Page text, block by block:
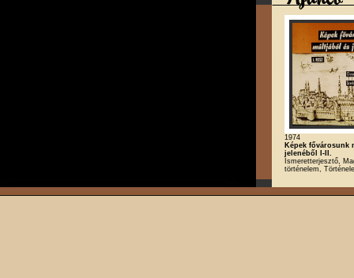
1974
Képek fővárosunk
jelenéből I-II.
Ismeretterjesztő,
történelem,